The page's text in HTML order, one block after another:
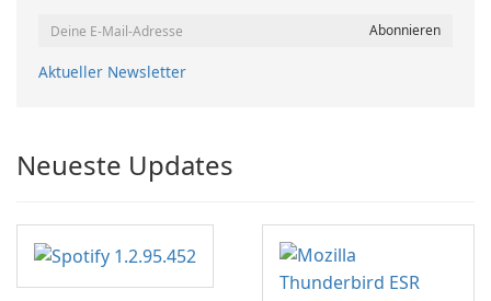
Aktueller Newsletter
Neueste Updates